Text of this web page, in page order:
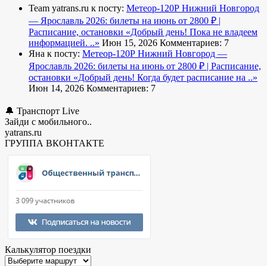
Team yatrans.ru к посту: Метеор-120Р Нижний Новгород
— Ярославль 2026: билеты на июнь от 2800 ₽ |
Расписание, остановки «Добрый день! Пока не владеем
информацией. ..» Июн 15, 2026 Комментариев: 7
Яна к посту: Метеор-120Р Нижний Новгород —
Ярославль 2026: билеты на июнь от 2800 ₽ | Расписание,
остановки «Добрый день! Когда будет расписание на ..»
Июн 14, 2026 Комментариев: 7
🔔 Транспорт Live
Зайди с мобильного..
yatrans.ru
ГРУППА ВКОНТАКТЕ
Калькулятор поездки